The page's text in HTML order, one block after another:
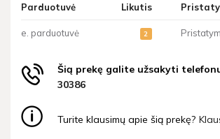
Parduotuvė Likutis
e. parduotuvė 2
Šią prekę galite užsakyti
30386
Turite klausimų apie šią prekę?